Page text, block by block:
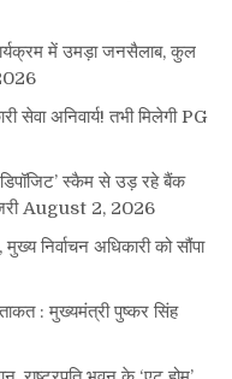
में उमड़ा जनसैलाब, कुल
अनिवार्य! तभी मिलेगी PG
स्कैम से उड़ रहे बैंक
August 2, 2026
निर्वाचन अधिकारी को सौंपा
: मुख्यमंत्री पुष्कर सिंह